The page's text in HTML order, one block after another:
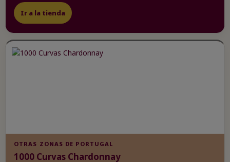
Ir a la tienda
OTRAS ZONAS DE PORTUGAL
1000 Curvas Chardonnay